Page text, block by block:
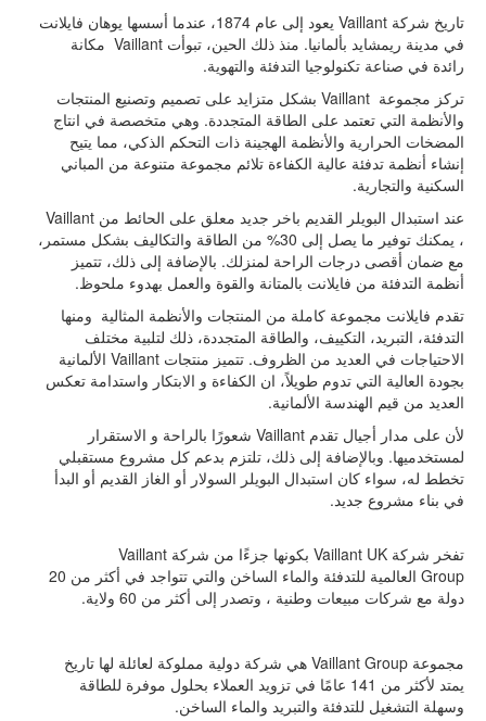
تاريخ شركة Vaillant
يعود إلى عام 1874، عندما أسسها يوهان فايلانت
في مدينة ريمشايد بألمانيا. منذ ذلك الحين، تبوأت Vaillant مكانة
رائدة في صناعة تكنولوجيا التدفئة والتهوية.
تركز مجموعة
بشكل متزايد على تصميم وتصنيع المنتجات
والأنظمة التي تعتمد على الطاقة المتجددة. وهي متخصصة في انتاج
المضخات الحرارية والأنظمة الهجينة ذات التحكم الذكي، مما يتيح
إنشاء أنظمة تدفئة عالية الكفاءة تلائم مجموعة متنوعة من المباني
السكنية والتجارية.
عند استبدال البويلر القديم باخر جديد معلق على الحائط من Vaillant
، يمكنك توفير ما يصل إلى 30% من الطاقة والتكاليف بشكل مستمر،
مع ضمان أقصى درجات الراحة لمنزلك. بالإضافة إلى ذلك، تتميز
أنظمة التدفئة من فايلانت بالمتانة والقوة والعمل بهدوء ملحوظ.
تقدم فايلانت مجموعة كاملة من المنتجات والأنظمة المثالية ومنها
التدفئة، التبريد، التكييف، والطاقة المتجددة، ذلك لتلبية مختلف
الاحتياجات في العديد من الظروف. تتميز منتجات Vaillant الألمانية
بجودة العالية التي تدوم طويلاً، ان الكفاءة و الابتكار واستدامة تعكس
العديد من قيم الهندسة الألمانية.
لأن على مدار أجيال تقدم Vaillant شعورًا بالراحة و الاستقرار
لمستخدميها. وبالإضافة إلى ذلك، تلتزم بدعم كل مشروع مستقبلي
تخطط له، سواء كان استبدال البويلر السولار أو الغاز القديم أو البدأ
في بناء مشروع جديد.
تفخر شركة Vaillant UK بكونها جزءًا من شركة Vaillant
Group
العالمية للتدفئة والماء الساخن والتي تتواجد في أكثر من 20
دولة مع شركات مبيعات وطنية ، وتصدر إلى أكثر من 60 ولاية
.
مجموعة Vaillant Group هي شركة دولية مملوكة لعائلة لها تاريخ
يمتد لأكثر من 141 عامًا في تزويد العملاء بحلول موفرة للطاقة
وسهلة التشغيل للتدفئة والتبريد والماء الساخن.